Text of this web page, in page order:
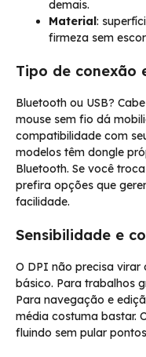
demais.
Material:
firmeza sem
Tipo de conexão
Bluetooth ou USB?
mouse sem fio dá
compatibilidade com
modelos têm dongle
Bluetooth. Se você
prefira opções que
facilidade.
Sensibilidade e
O DPI não precisa virar
básico. Para trabalhos
Para navegação e
média costuma bastar.
fluindo sem pular